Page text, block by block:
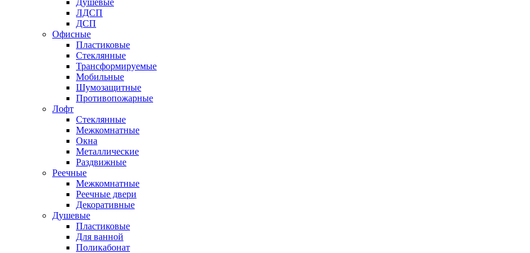
Душевые
ЛДСП
ДСП
Офисные
Пластиковые
Стеклянные
Трансформируемые
Мобильные
Шумозащитные
Противопожарные
Лофт
Стеклянные
Межкомнатные
Окна
Металлические
Раздвижные
Реечные
Межкомнатные
Реечные двери
Декоративные
Душевые
Пластиковые
Для ванной
Поликабонат